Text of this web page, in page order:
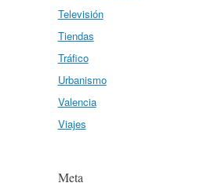
Televisión
Tiendas
Tráfico
Urbanismo
Valencia
Viajes
Meta